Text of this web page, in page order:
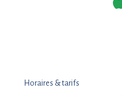
Horaires & tarifs